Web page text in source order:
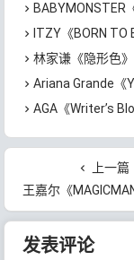
BABYMONSTER《
ITZY《BORN TO
林家谦《隐形色
Ariana Grande《Yours Truly
AGA《Writer’s
上一篇
王嘉尔《MAGICMAN 2》[无损FLAC/MP3/464MB]
文章导航
发表评论